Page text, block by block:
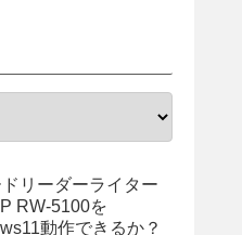
ドリーダーライター
RW-5100を
動作できるか？